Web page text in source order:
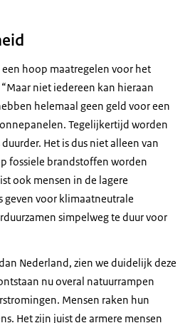
hoop maatregelen voor het
niet iedereen kan hieraan
helemaal geen geld voor een
Tegelijkertijd worden
Het is dus niet alleen van
fossiele brandstoffen worden
ook mensen in de lagere
geven voor klimaatneutrale
simpelweg te duur voor
Nederland, zien we duidelijk deze
nu overal natuurrampen
Mensen raken hun
Het zijn juist de armere mensen